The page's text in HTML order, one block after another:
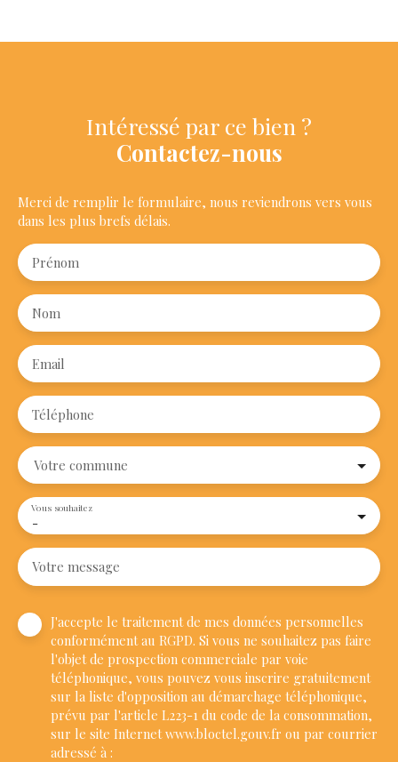
Intéressé par ce bien ?
Contactez-nous
Merci de remplir le formulaire, nous reviendrons vers vous
dans les plus brefs délais.
Prénom
Nom
Email
Téléphone
Votre commune
-
Vous souhaitez
Votre message
J'accepte le traitement de mes données personnelles
conformément au RGPD. Si vous ne souhaitez pas faire
l'objet de prospection commerciale par voie
téléphonique, vous pouvez vous inscrire gratuitement
sur la liste d'opposition au démarchage téléphonique,
prévu par l'article L223-1 du code de la consommation,
sur le site Internet www.bloctel.gouv.fr ou par courrier
adressé à :